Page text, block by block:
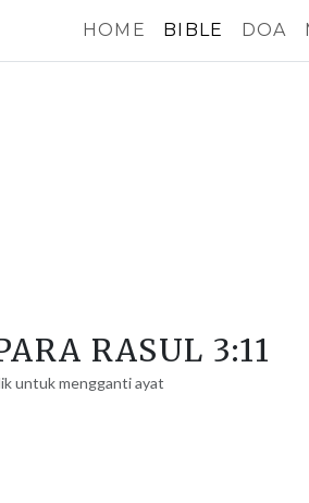
HOME BIBLE DOA
RASUL 3:11
untuk mengganti ayat